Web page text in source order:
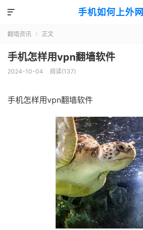
手机如何上外网

翻墙资讯  正文
手机怎样用vpn翻墙软件
2024-10-04 阅读(137)
手机怎样用vpn翻墙软件